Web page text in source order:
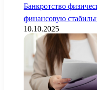
Банкротство
финансовую
10.10.2025